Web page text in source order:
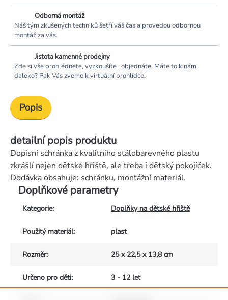
Odborná montáž
Náš tým zkušených techniků šetří váš čas a provedou odbornou
montáž za vás.
Jistota kamenné prodejny
Zde si vše prohlédnete, vyzkoušíte i objednáte. Máte to k nám
daleko? Pak Vás zveme k virtuální prohlídce.
Popis
detailní popis produktu
Dopisní schránka z kvalitního stálobarevného plastu
zkrášlí nejen dětské hřiště, ale třeba i dětský pokojíček.
Dodávka obsahuje: schránku, montážní materiál.
Doplňkové parametry
Kategorie: Doplňky na dětské hřiště
Použitý materiál: plast
Rozměr: 25 x 22,5 x 13,8 cm
Určeno pro děti: 3 - 12 let